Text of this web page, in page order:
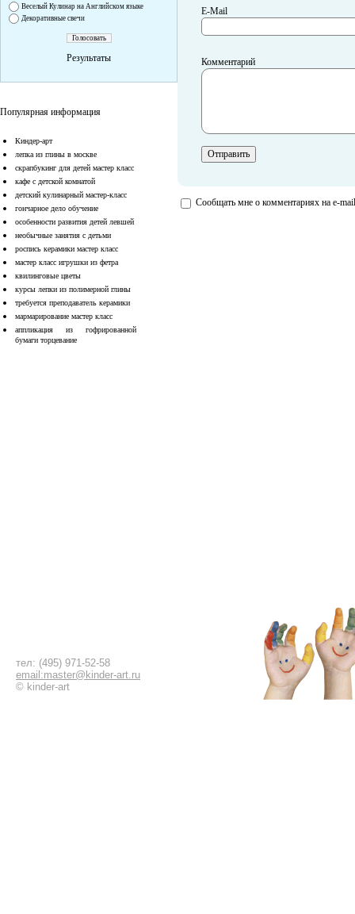
Веселый Кулинар на Английском языке
Декоративные свечи
Результаты
Популярная информация
Киндер-арт
лепка из глины в москве
скрапбукинг для детей мастер класс
кафе с детской комнатой
детский кулинарный мастер-класс
гончарное дело обучение
особенности развития детей левшей
необычные занятия с детьми
роспись керамики мастер класс
мастер класс игрушки из фетра
квилинговые цветы
курсы лепки из полимерной глины
требуется преподаватель керамики
мармарирование мастер класс
аппликация из гофрированной
бумаги торцевание
E-Mail
Комментарий
Сообщать мне о комментариях на e-mail
тел: (495) 971-52-58
email:master@kinder-art.ru
© kinder-art